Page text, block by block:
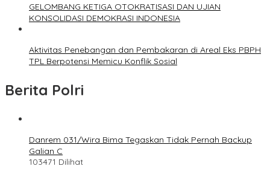
GELOMBANG KETIGA OTOKRATISASI DAN UJIAN
KONSOLIDASI DEMOKRASI INDONESIA
Aktivitas Penebangan dan Pembakaran di Areal Eks PBPH
TPL Berpotensi Memicu Konflik Sosial
Berita Polri
Danrem 031/Wira Bima Tegaskan Tidak Pernah Backup
Galian C
103471 Dilihat